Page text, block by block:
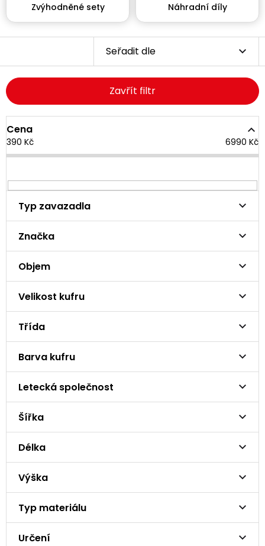
Zvýhodněné sety Náhradní díly
Seřadit dle
Zavřít filtr
Cena
390 Kč 6990 Kč
Typ zavazadla
Značka
Objem
Velikost kufru
Třída
Barva kufru
Letecká společnost
Šířka
Délka
Výška
Typ materiálu
Určení